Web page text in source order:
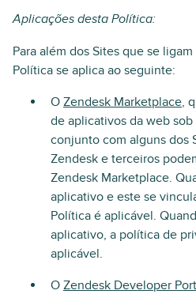
Aplicações desta Política:
Para além dos Sites que se
Política se aplica ao seguinte:
O Zendesk Marketplace,
de aplicativos da web
conjunto com alguns dos
Zendesk e terceiros
Zendesk Marketplace.
aplicativo e este se
Política é aplicável.
aplicativo, a política de
aplicável.
O Zendesk Developer